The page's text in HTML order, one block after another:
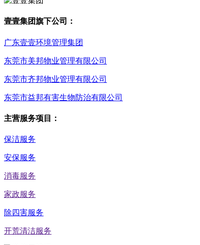
壹壹集团旗下公司：
广东壹壹环境管理集团
东莞市美邦物业管理有限公司
东莞市齐邦物业管理有限公司
东莞市益邦有害生物防治有限公司
主营服务项目：
保洁服务
安保服务
消毒服务
家政服务
除四害服务
开荒清洁服务